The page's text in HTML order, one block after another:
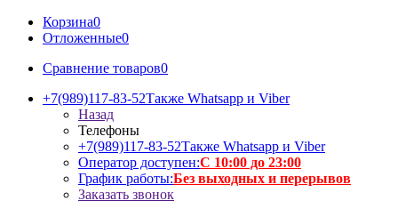
Корзина0
Отложенные0
Сравнение товаров0
+7(989)117-83-52Также Whatsapp и Viber
Назад
Телефоны
+7(989)117-83-52Также Whatsapp и Viber
Оператор доступен:С 10:00 до 23:00
График работы:Без выходных и перерывов
Заказать звонок